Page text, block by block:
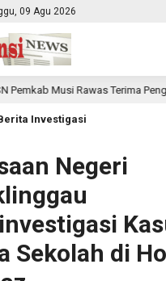
09 Agu 2026
Musi Rawas Terima
Investigasi
Negeri
Sekolah di